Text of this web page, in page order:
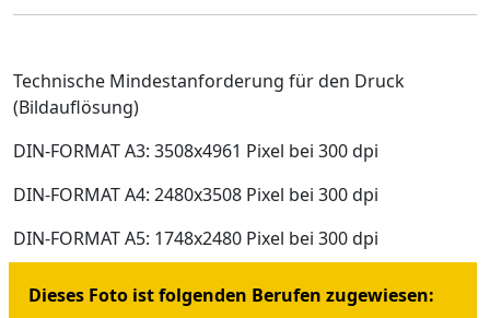
Technische Mindestanforderung für den Druck
(Bildauflösung)
DIN-FORMAT A3: 3508x4961 Pixel bei 300 dpi
DIN-FORMAT A4: 2480x3508 Pixel bei 300 dpi
DIN-FORMAT A5: 1748x2480 Pixel bei 300 dpi
Dieses Foto ist folgenden Berufen zugewiesen: